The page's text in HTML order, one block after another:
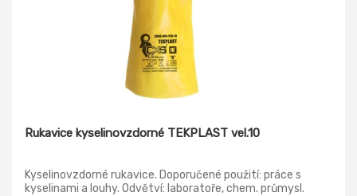
Rukavice kyselinovzdorné TEKPLAST vel.10
Kyselinovzdorné rukavice. Doporučené použití: práce s
kyselinami a louhy. Odvětví: laboratoře, chem. průmysl.